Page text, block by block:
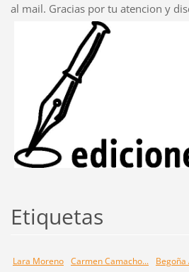
al mail. Gracias por tu atencion y
Etiquetas
Lara Moreno Carmen Camacho... Begoña